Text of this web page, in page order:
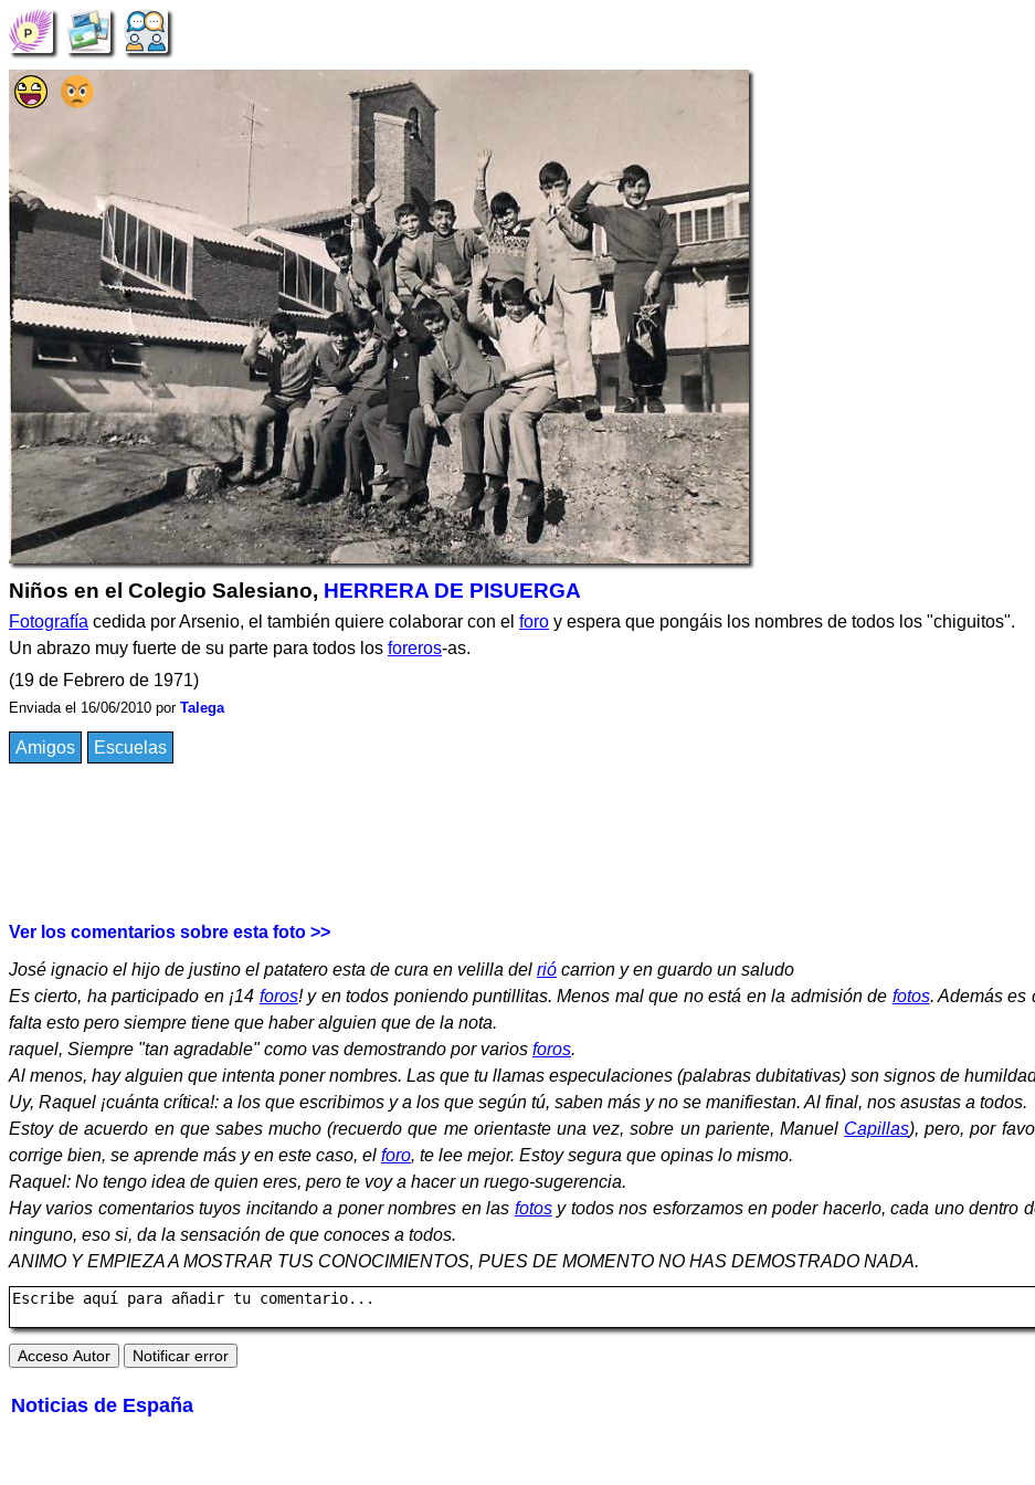
Niños en el Colegio Salesiano, HERRERA DE PISUERGA
Fotografía cedida por Arsenio, el también quiere colaborar con el foro y espera que pongáis los nombres de todos los "chiguitos".
Un abrazo muy fuerte de su parte para todos los foreros-as.
(19 de Febrero de 1971)
Enviada el 16/06/2010 por Talega
Amigos Escuelas
Ver los comentarios sobre esta foto >>
José ignacio el hijo de justino el patatero esta de cura en velilla del rió carrion y en guardo un saludo
Es cierto, ha participado en ¡14 foros! y en todos poniendo puntillitas. Menos mal que no está en la admisión de fotos. Además es
falta esto pero siempre tiene que haber alguien que de la nota.
raquel, Siempre "tan agradable" como vas demostrando por varios foros.
Al menos, hay alguien que intenta poner nombres. Las que tu llamas especulaciones (palabras dubitativas) son signos de
Uy, Raquel ¡cuánta crítica!: a los que escribimos y a los que según tú, saben más y no se manifiestan. Al final, nos asustas a todos.
Estoy de acuerdo en que sabes mucho (recuerdo que me orientaste una vez, sobre un pariente, Manuel Capillas), pero, por
corrige bien, se aprende más y en este caso, el foro, te lee mejor. Estoy segura que opinas lo mismo.
Raquel: No tengo idea de quien eres, pero te voy a hacer un ruego-sugerencia.
Hay varios comentarios tuyos incitando a poner nombres en las fotosy todos nos esforzamos en poder hacerlo, cada uno dentro
ninguno, eso si, da la sensación de que conoces a todos.
ANIMO Y EMPIEZA A MOSTRAR TUS CONOCIMIENTOS, PUES DE MOMENTO NO HAS DEMOSTRADO NADA.
Noticias de España